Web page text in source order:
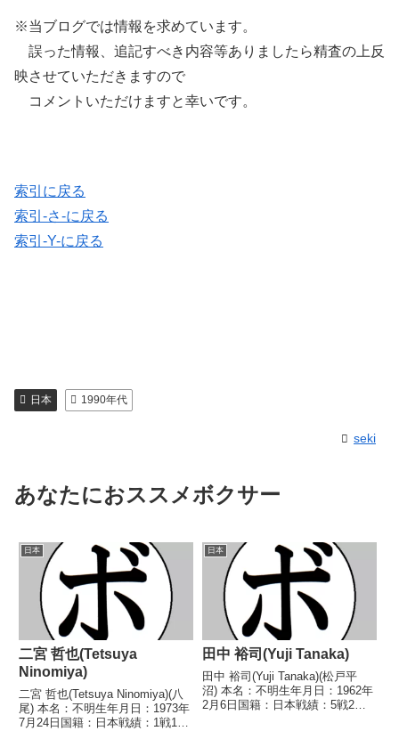
※当ブログでは情報を求めています。
誤った情報、追記すべき内容等ありましたら精査の上反
映させていただきますので
コメントいただけますと幸いです。
索引に戻る
索引-さ-に戻る
索引-Y-に戻る
日本 1990年代
seki
あなたにおススメボクサー
日本
二宮 哲也(Tetsuya
Ninomiya)
二宮 哲也(Tetsuya Ninomiya)(八
尾) 本名：不明生年月日：1973年
7月24日国籍：日本戦績：1戦1
日本
田中 裕司(Yuji Tanaka)
田中 裕司(Yuji Tanaka)(松戸平
沼) 本名：不明生年月日：1962年
2月6日国籍：日本戦績：5戦2勝2